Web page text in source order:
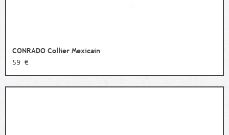
CONRADO Collier Mexicain
59 €